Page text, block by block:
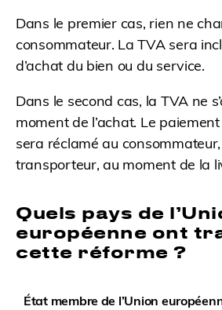
Dans le premier cas, rien ne
consommateur. La TVA sera
d’achat du bien ou du service.
Dans le second cas, la TVA ne
moment de l’achat. Le
sera réclamé au
transporteur, au moment de la
Quels pays de
européenne ont
cette réforme ?
État membre de l’Union